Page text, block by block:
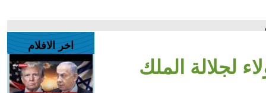
لجلالة الملك
اخر الافلام